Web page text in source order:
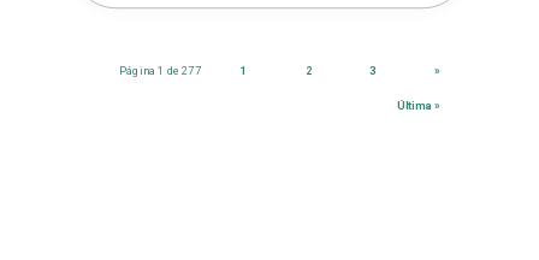
Página 1 de 277 1 2 3 »
Última »